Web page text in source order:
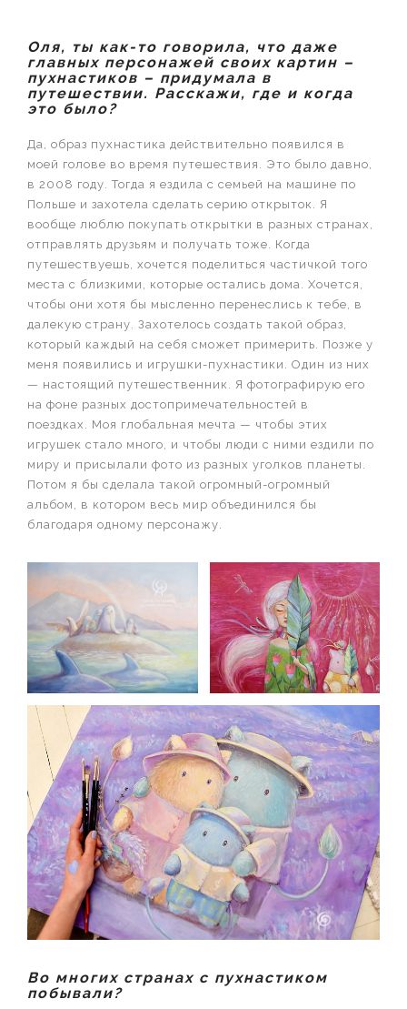
Оля, ты как-то говорила, что даже
главных персонажей своих картин –
пухнастиков – придумала в
путешествии. Расскажи, где и когда
это было?
Да, образ пухнастика действительно появился в
моей голове во время путешествия. Это было давно,
в 2008 году. Тогда я ездила с семьей на машине по
Польше и захотела сделать серию открыток. Я
вообще люблю покупать открытки в разных странах,
отправлять друзьям и получать тоже. Когда
путешествуешь, хочется поделиться частичкой того
места с близкими, которые остались дома. Хочется,
чтобы они хотя бы мысленно перенеслись к тебе, в
далекую страну. Захотелось создать такой образ,
который каждый на себя сможет примерить. Позже у
меня появились и игрушки-пухнастики. Один из них
— настоящий путешественник. Я фотографирую его
на фоне разных достопримечательностей в
поездках. Моя глобальная мечта — чтобы этих
игрушек стало много, и чтобы люди с ними ездили по
миру и присылали фото из разных уголков планеты.
Потом я бы сделала такой огромный-огромный
альбом, в котором весь мир объединился бы
благодаря одному персонажу.
Во многих странах с пухнастиком
побывали?